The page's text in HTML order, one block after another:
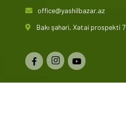
office@yashilbazar.az
Bakı şəhəri, Xətai prospekti 7